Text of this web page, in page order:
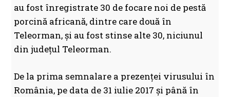
au fost înregistrate 30 de focare noi de pestă
porcină africană, dintre care două în
Teleorman, și au fost stinse alte 30, niciunul
din județul Teleorman.
De la prima semnalare a prezenței virusului în
România, pe data de 31 iulie 2017 și până în